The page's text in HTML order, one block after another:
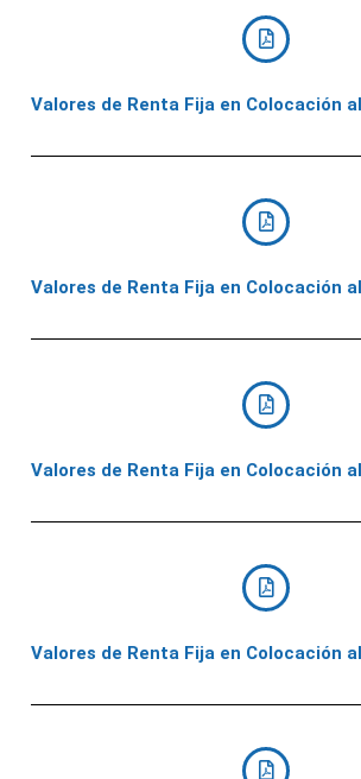
Valores de Renta Fija en Colocación
Valores de Renta Fija en Colocación
Valores de Renta Fija en Colocación
Valores de Renta Fija en Colocación